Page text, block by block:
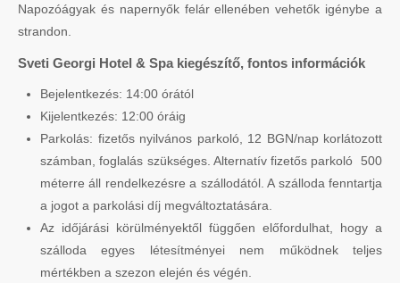
Napozóágyak és napernyők felár ellenében vehetők igénybe a
strandon.
Sveti Georgi Hotel & Spa kiegészítő, fontos információk
Bejelentkezés: 14:00 órától
Kijelentkezés: 12:00 óráig
Parkolás: fizetős nyilvános parkoló, 12 BGN/nap korlátozott
számban, foglalás szükséges. Alternatív fizetős parkoló 500
méterre áll rendelkezésre a szállodától. A szálloda fenntartja
a jogot a parkolási díj megváltoztatására.
Az időjárási körülményektől függően előfordulhat, hogy a
szálloda egyes létesítményei nem működnek teljes
mértékben a szezon elején és végén.